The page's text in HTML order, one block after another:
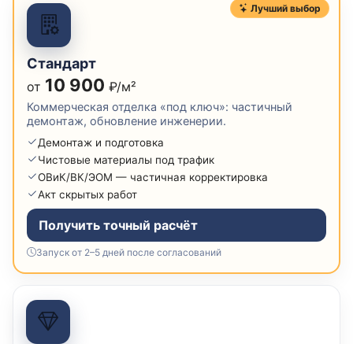
Лучший выбор
Стандарт
от 10 900 ₽/м²
Коммерческая отделка «под ключ»: частичный
демонтаж, обновление инженерии.
Демонтаж и подготовка
Чистовые материалы под трафик
ОВиК/ВК/ЭОМ — частичная корректировка
Акт скрытых работ
Получить точный расчёт
Запуск от 2–5 дней после согласований